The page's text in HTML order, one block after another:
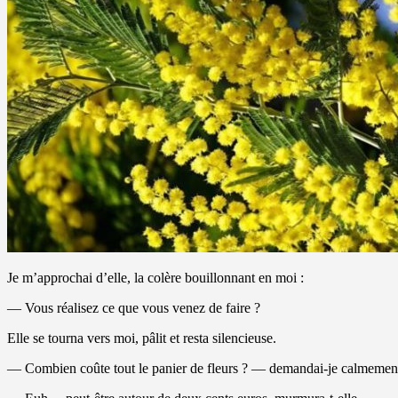
Je m’approchai d’elle, la colère bouillonnant en moi :
— Vous réalisez ce que vous venez de faire ?
Elle se tourna vers moi, pâlit et resta silencieuse.
— Combien coûte tout le panier de fleurs ? — demandai-je